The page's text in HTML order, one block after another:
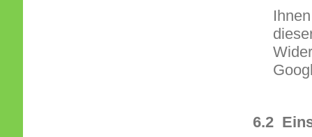
6.2